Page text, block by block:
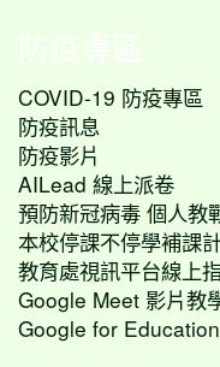
防疫專區
COVID-19 防疫專區
防疫訊息
防疫影片
AILead 線上派卷
預防新冠病毒 個人教
本校停課不停學補課
教育處視訊平台線上
Google Meet 影片教
Google for Education